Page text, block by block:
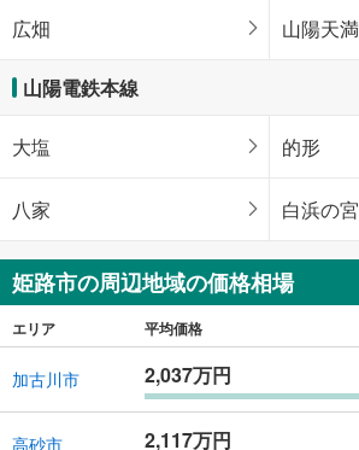
広畑 山陽天満
山陽電鉄本線
大塩 的形
八家 白浜の宮
姫路市の周辺地域の価格相場
エリア 平均価格
加古川市 2,037万円
高砂市 2,117万円